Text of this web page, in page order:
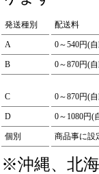
発送種別 配送料
A 0～540円(
B 0～870円(
C 0～870円(
D 0～1080円(
個別 商品事に設
※沖縄、北